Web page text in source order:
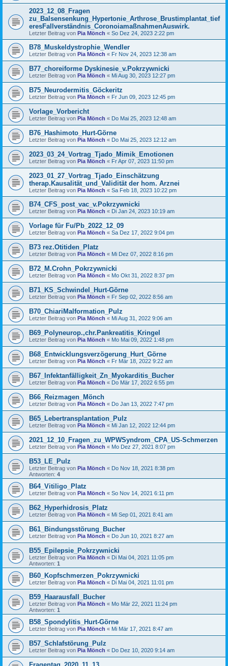
2023_12_08_Fragen
zu_Balsensenkung_Hypertonie_Arthrose_Brustimplantat_tief
eresFallverständnis_CoronoiamaßnahmenAuswirk.
Letzter Beitrag von Pia Mönch « So Dez 24, 2023 2:22 pm
B78_Muskeldystrophie_Wendler
Letzter Beitrag von Pia Mönch « Fr Nov 24, 2023 12:38 am
B77_choreiforme Dyskinesie_v.Pokrzywnicki
Letzter Beitrag von Pia Mönch « Mi Aug 30, 2023 12:27 pm
B75_Neurodermitis_Göckeritz
Letzter Beitrag von Pia Mönch « Fr Jun 09, 2023 12:45 pm
Vorlage_Vorbericht
Letzter Beitrag von Pia Mönch « Do Mai 25, 2023 12:48 am
B76_Hashimoto_Hurt-Görne
Letzter Beitrag von Pia Mönch « Do Mai 25, 2023 12:12 am
2023_03_24_Vortrag_Tjado_Mimik_Emotionen
Letzter Beitrag von Pia Mönch « Fr Apr 07, 2023 11:50 pm
2023_01_27_Vortrag_Tjado_Einschätzung
therap.Kausalität_und_Validität der hom. Arznei
Letzter Beitrag von Pia Mönch « Sa Feb 18, 2023 10:22 pm
B74_CFS_post_vac_v.Pokrzywnicki
Letzter Beitrag von Pia Mönch « Di Jan 24, 2023 10:19 am
Vorlage für Fu/Pb_2022_12_09
Letzter Beitrag von Pia Mönch « Sa Dez 17, 2022 9:04 pm
B73 rez.Otitiden_Platz
Letzter Beitrag von Pia Mönch « Mi Dez 07, 2022 8:16 pm
B72_M.Crohn_Pokrzywnicki
Letzter Beitrag von Pia Mönch « Mo Okt 31, 2022 8:37 pm
B71_KS_Schwindel_Hurt-Görne
Letzter Beitrag von Pia Mönch « Fr Sep 02, 2022 8:56 am
B70_ChiariMalformation_Pulz
Letzter Beitrag von Pia Mönch « Mi Aug 31, 2022 9:06 am
B69_Polyneurop.,chr.Pankreatitis_Kringel
Letzter Beitrag von Pia Mönch « Mo Mai 09, 2022 1:48 pm
B68_Entwicklungsverzögerung_Hurt_Görne
Letzter Beitrag von Pia Mönch « Fr Mär 18, 2022 9:22 am
B67_Infektanfälligkeit_Zn_Myokarditis_Bucher
Letzter Beitrag von Pia Mönch « Do Mär 17, 2022 6:55 pm
B66_Reizmagen_Mönch
Letzter Beitrag von Pia Mönch « Do Jan 13, 2022 7:47 pm
B65_Lebertransplantation_Pulz
Letzter Beitrag von Pia Mönch « Mi Jan 12, 2022 12:44 pm
2021_12_10_Fragen_zu_WPWSyndrom_CPA_US-Schmerzen
Letzter Beitrag von Pia Mönch « Mo Dez 27, 2021 8:07 pm
B53_LE_Pulz
Letzter Beitrag von Pia Mönch « Do Nov 18, 2021 8:38 pm
Antworten: 4
B64_Vitiligo_Platz
Letzter Beitrag von Pia Mönch « So Nov 14, 2021 6:11 pm
B62_Hyperhidrosis_Platz
Letzter Beitrag von Pia Mönch « Mi Sep 01, 2021 8:41 am
B61_Bindungsstörung_Bucher
Letzter Beitrag von Pia Mönch « Do Jun 10, 2021 8:27 am
B55_Epilepsie_Pokrzywnicki
Letzter Beitrag von Pia Mönch « Di Mai 04, 2021 11:05 pm
Antworten: 1
B60_Kopfschmerzen_Pokrzywnicki
Letzter Beitrag von Pia Mönch « Di Mai 04, 2021 11:01 pm
B59_Haarausfall_Bucher
Letzter Beitrag von Pia Mönch « Mo Mär 22, 2021 11:24 pm
Antworten: 1
B58_Spondylitis_Hurt-Görne
Letzter Beitrag von Pia Mönch « Mi Mär 17, 2021 8:47 am
B57_Schlafstörung_Pulz
Letzter Beitrag von Pia Mönch « Do Dez 10, 2020 9:14 am